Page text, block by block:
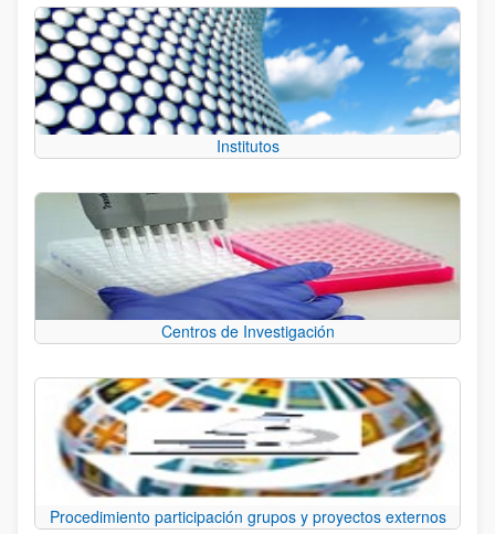
Institutos
Centros de Investigación
Procedimiento participación grupos y proyectos externos